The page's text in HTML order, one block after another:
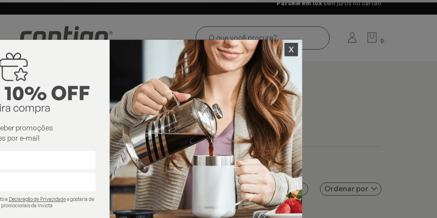
e Centro-
Loja oficialInvicta® no Brasil Parcele em 10xsem juros no cartão
0
térmicos
Filtros Ordenar por
promoções
por e-mail
a Declaração de Privacidadee gostaria de
da Invicta